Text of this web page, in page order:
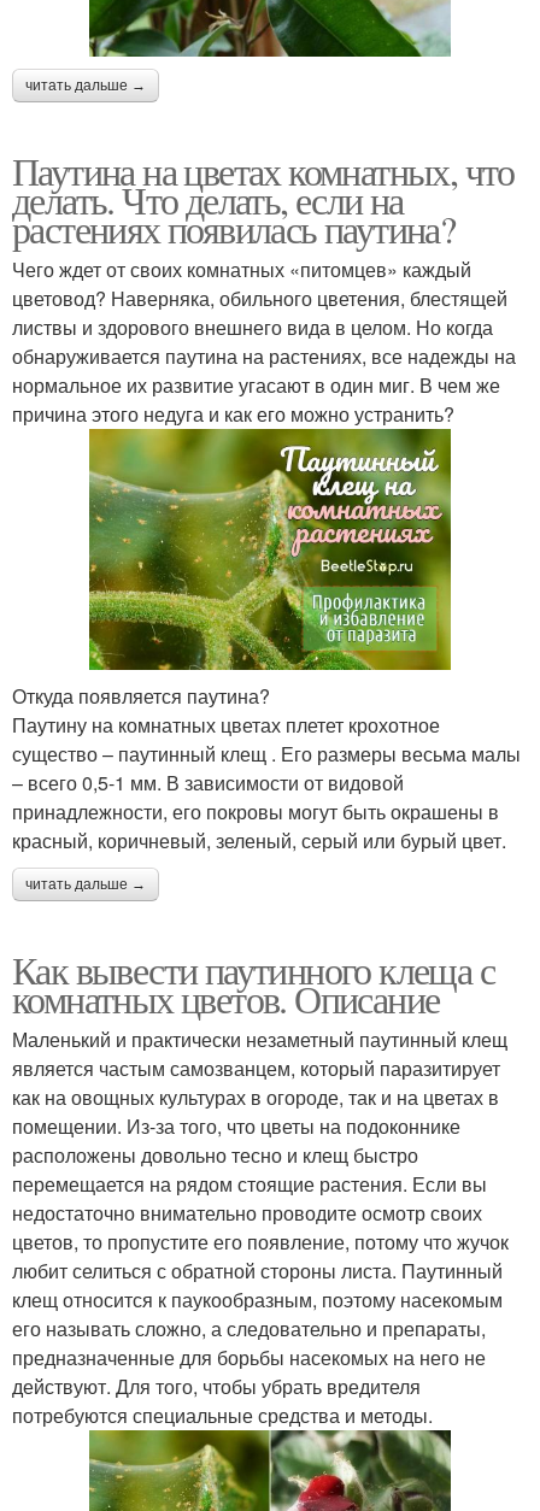
читать дальше →
Паутина на цветах комнатных, что
делать. Что делать, если на
растениях появилась паутина?
Чего ждет от своих комнатных «питомцев» каждый
цветовод? Наверняка, обильного цветения, блестящей
листвы и здорового внешнего вида в целом. Но когда
обнаруживается паутина на растениях, все надежды на
нормальное их развитие угасают в один миг. В чем же
причина этого недуга и как его можно устранить?
Откуда появляется паутина?
Паутину на комнатных цветах плетет крохотное
существо – паутинный клещ . Его размеры весьма малы
– всего 0,5-1 мм. В зависимости от видовой
принадлежности, его покровы могут быть окрашены в
красный, коричневый, зеленый, серый или бурый цвет.
читать дальше →
Как вывести паутинного клеща с
комнатных цветов. Описание
Маленький и практически незаметный паутинный клещ
является частым самозванцем, который паразитирует
как на овощных культурах в огороде, так и на цветах в
помещении. Из-за того, что цветы на подоконнике
расположены довольно тесно и клещ быстро
перемещается на рядом стоящие растения. Если вы
недостаточно внимательно проводите осмотр своих
цветов, то пропустите его появление, потому что жучок
любит селиться с обратной стороны листа. Паутинный
клещ относится к паукообразным, поэтому насекомым
его называть сложно, а следовательно и препараты,
предназначенные для борьбы насекомых на него не
действуют. Для того, чтобы убрать вредителя
потребуются специальные средства и методы.